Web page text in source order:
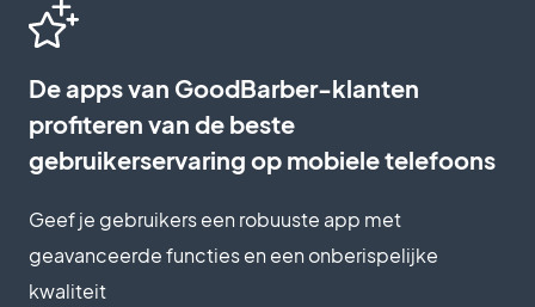
De apps van GoodBarber-klanten
profiteren van de beste
gebruikerservaring op mobiele telefoons
Geef je gebruikers een robuuste app met
geavanceerde functies en een onberispelijke
kwaliteit